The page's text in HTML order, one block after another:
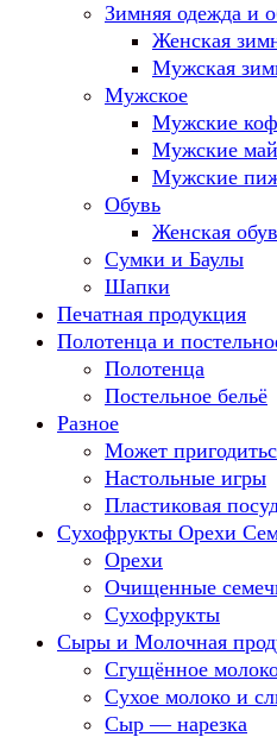
Зимняя одежда и
Женская
Мужская
Мужское
Мужские
Мужские
Мужские
Обувь
Женская
Сумки и Баулы
Шапки
Печатная продукция
Полотенца и
Полотенца
Постельное бельё
Разное
Может
Настольные игры
Пластиковая
Сухофрукты Орехи
Орехи
Очищенные
Сухофрукты
Сыры и Молочная
Сгущённое
Сухое молоко и
Сыр — нарезка